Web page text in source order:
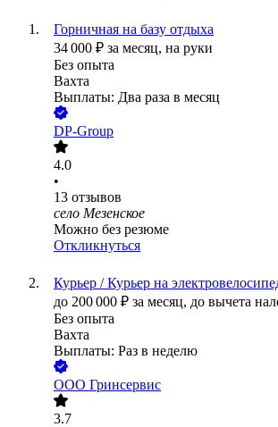
Горничная на базу отдыха
34 000 ₽ за месяц, на руки
Без опыта
Вахта
Выплаты: Два раза в месяц
DP-Group
4.0
•
13 отзывов
село Мезенское
Можно без резюме
Откликнуться
Курьер / Курьер на
до 200 000 ₽ за месяц, до вычета
Без опыта
Вахта
Выплаты: Раз в неделю
ООО Гринсервис
3.7